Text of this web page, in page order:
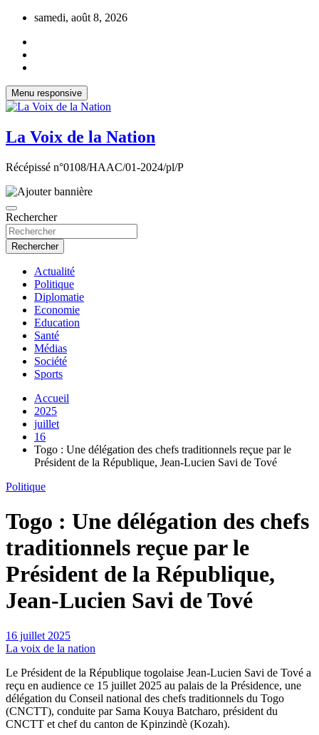
Aller
contenu
samedi, août 8, 2026
Menu responsive
La Voix de la Nation
Récépissé n°0108/HAAC/01-2024/pl/P
Rechercher
Rechercher
Actualité
Politique
Diplomatie
Economie
Education
Santé
Médias
Société
Sports
Accueil
2025
juillet
16
Togo : Une délégation des chefs traditionnels reçue par le
Président de la République, Jean-Lucien Savi de Tové
Politique
Togo : Une délégation des chefs
traditionnels reçue par le
Président de la République,
Jean-Lucien Savi de Tové
16 juillet 2025
La voix de la nation
Le Président de la République togolaise Jean-Lucien Savi de Tové a
reçu en audience ce 15 juillet 2025 au palais de la Présidence, une
délégation du Conseil national des chefs traditionnels du Togo
(CNCTT), conduite par Sama Kouya Batcharo, président du
CNCTT et chef du canton de Kpinzindè (Kozah).